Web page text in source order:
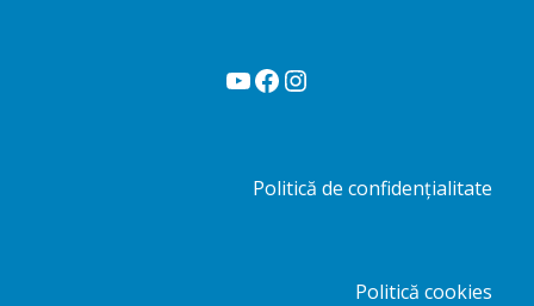
YouTube Facebook Instagram
Politică de confidențialitate
Politică cookies